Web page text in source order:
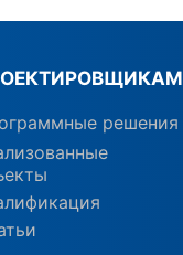
решения